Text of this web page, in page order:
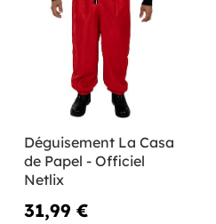
Déguisement La Casa
de Papel - Officiel
Netlix
31,99 €